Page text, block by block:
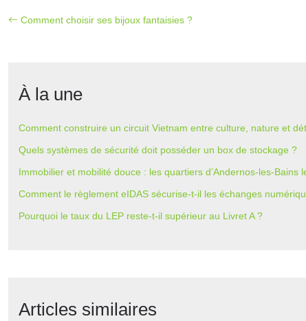
Comment choisir ses bijoux fantaisies ?
À la une
Comment construire un circuit Vietnam entre culture, nature et
Quels systèmes de sécurité doit posséder un box de stockage ?
Immobilier et mobilité douce : les quartiers d’Andernos-les-
Comment le règlement eIDAS sécurise-t-il les échanges
Pourquoi le taux du LEP reste-t-il supérieur au Livret A ?
Articles similaires